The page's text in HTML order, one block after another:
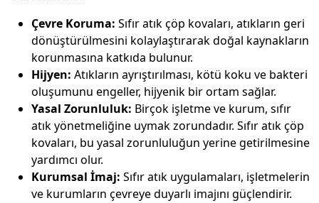
Çevre Koruma: Sıfır atık çöp kovaları, atıkların geri
dönüştürülmesini kolaylaştırarak doğal kaynakların
korunmasına katkıda bulunur.
Hijyen: Atıkların ayrıştırılması, kötü koku ve bakteri
oluşumunu engeller, hijyenik bir ortam sağlar.
Yasal Zorunluluk: Birçok işletme ve kurum, sıfır
atık yönetmeliğine uymak zorundadır. Sıfır atık çöp
kovaları, bu yasal zorunluluğun yerine getirilmesine
yardımcı olur.
Kurumsal İmaj: Sıfır atık uygulamaları, işletmelerin
ve kurumların çevreye duyarlı imajını güçlendirir.